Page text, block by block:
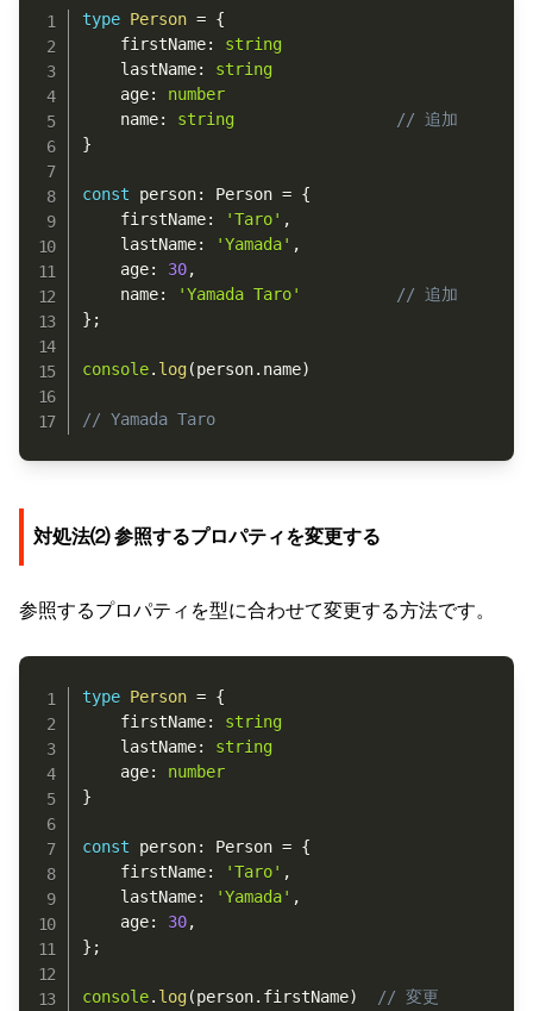
type Person = {
	firstName
:
string
	lastName
:
string
	age
:
number
	name
: string
// 追加
}
const person: Person = {
	firstName
: 'Taro' ,
	lastName
: 'Yamada' ,
	age
: 30,
	name
: 'Yamada Taro'
// 追加
} ;
console. log(person. name)
// Yamada Taro
対処法⑵ 参照するプロパティを変更する
参照するプロパティを型に合わせて変更する方法です。
type Person = {
	firstName
:
string
	lastName
:
string
	age
:
number
}
const person: Person = {
	firstName
: 'Taro' ,
	lastName
: 'Yamada' ,
	age
: 30,
} ;
console. log(person. firstName) // 変更